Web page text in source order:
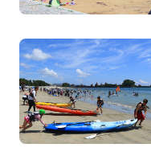
橋杭海水浴場